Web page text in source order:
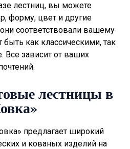
лестниц, вы можете
форму, цвет и другие
соответствовали вашему
как классическими, так
Все зависит от ваших
лестницы в
предлагает широкий
и кованых изделий на